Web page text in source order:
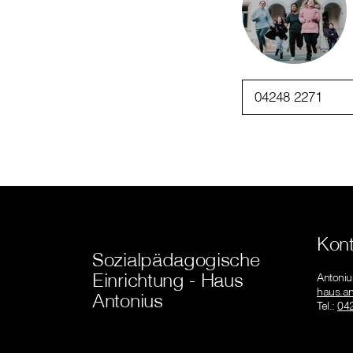
04248 2271
Sozialpädagogische
Einrichtung - Haus
Antonius
Tel.: